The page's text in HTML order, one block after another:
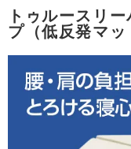
トゥルースリ
プ（低反発マッ